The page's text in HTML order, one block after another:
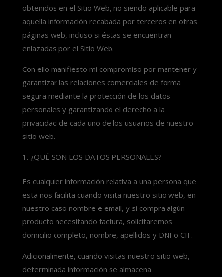
obtenidos en el Sitio Web, no siendo aplicable para
aquella información recabada por terceros en otras
páginas web, incluso si éstas se encuentran
enlazadas por el Sitio Web.
Con ello manifiesto mi compromiso por mantener y
garantizar las relaciones comerciales de forma
segura mediante la protección de los datos
personales y garantizando el derecho a la
privacidad de cada uno de los usuarios de nuestro
sitio web.
¿QUÉ SON LOS DATOS PERSONALES?
Es cualquier información relativa a una persona que
esta nos facilita cuando visita nuestro sitio web, en
nuestro caso nombre e email, y si compra algún
producto necesitando factura, solicitaremos
domicilio completo, nombre, apellidos y DNI o CIF.
Adicionalmente, cuando visitas nuestro sitio web,
determinada información se almacena